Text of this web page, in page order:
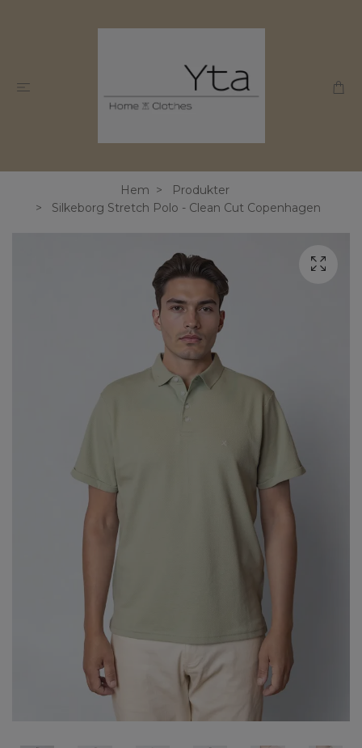
Hem
Produkter
Silkeborg Stretch Polo - Clean Cut Copenhagen